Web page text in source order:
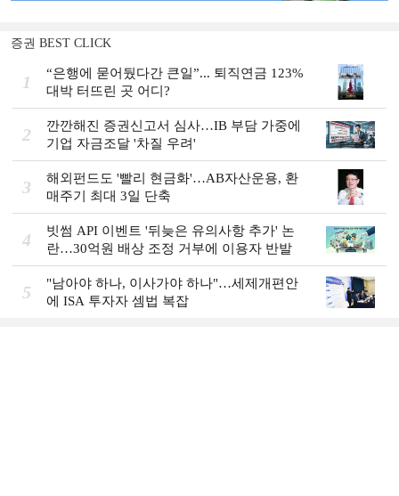
증권 BEST CLICK
1
“은행에 묻어뒀다간 큰일”... 퇴직연금 123%
대박 터뜨린 곳 어디?
2
깐깐해진 증권신고서 심사…IB 부담 가중에
기업 자금조달 '차질 우려'
3
해외펀드도 '빨리 현금화'…AB자산운용, 환
매주기 최대 3일 단축
4
빗썸 API 이벤트 '뒤늦은 유의사항 추가' 논
란…30억원 배상 조정 거부에 이용자 반발
5
"남아야 하나, 이사가야 하나"…세제개편안
에 ISA 투자자 셈법 복잡